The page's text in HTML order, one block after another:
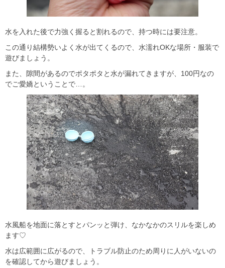
水を入れた後で力強く握ると割れるので、持つ時には要注意。
この通り結構勢いよく水が出てくるので、水濡れOKな場所・服装で
遊びましょう。
また、隙間があるのでポタポタと水が漏れてきますが、100円なの
でご愛嬌ということで…。
水風船を地面に落とすとパンッと弾け、なかなかのスリルを楽しめ
ます♡
水は広範囲に広がるので、トラブル防止のため周りに人がいないの
を確認してから遊びましょう。